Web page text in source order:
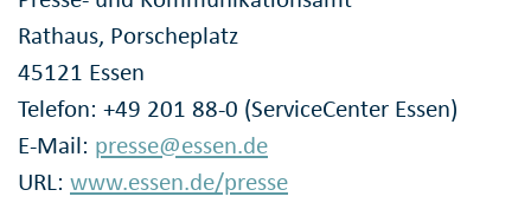
Rathaus, Porscheplatz
45121 Essen
Telefon: +49 201 88-0 (ServiceCenter Essen)
E-Mail: presse@essen.de
URL: www.essen.de/presse